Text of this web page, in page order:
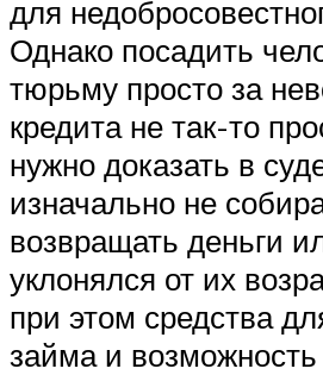
для
Однако посадить
тюрьму просто за
кредита не так-то
нужно доказать в
изначально не
возвращать деньги
уклонялся от их
при этом средства
займа и возможность